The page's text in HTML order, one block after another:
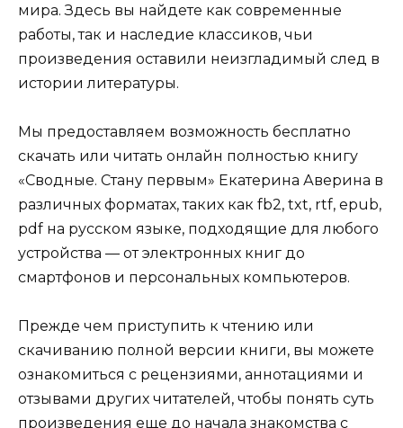
мира. Здесь вы найдете как современные
работы, так и наследие классиков, чьи
произведения оставили неизгладимый след в
истории литературы.
Мы предоставляем возможность бесплатно
скачать или читать онлайн полностью книгу
«Сводные. Стану первым» Екатерина Аверина в
различных форматах, таких как fb2, txt, rtf, epub,
pdf на русском языке, подходящие для любого
устройства — от электронных книг до
смартфонов и персональных компьютеров.
Прежде чем приступить к чтению или
скачиванию полной версии книги, вы можете
ознакомиться с рецензиями, аннотациями и
отзывами других читателей, чтобы понять суть
произведения еще до начала знакомства с